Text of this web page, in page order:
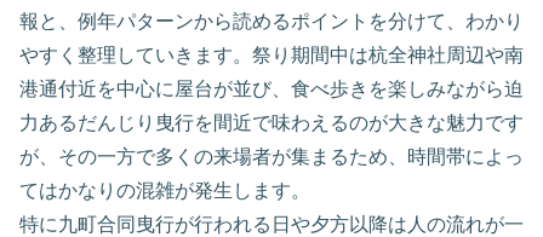
報と、例年パターンから読めるポイントを分けて、わかり
やすく整理していきます。祭り期間中は杭全神社周辺や南
港通付近を中心に屋台が並び、食べ歩きを楽しみながら迫
力あるだんじり曳行を間近で味わえるのが大きな魅力です
が、その一方で多くの来場者が集まるため、時間帯によっ
てはかなりの混雑が発生します。
特に九町合同曳行が行われる日や夕方以降は人の流れが一